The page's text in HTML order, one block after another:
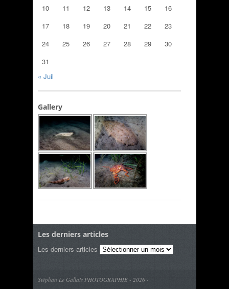
10
11 12 13 14 15
16
17
18 19 20 21 22
23
24
25 26 27 28 29
30
31
« Juil
Gallery
Les derniers articles
Les derniers articles
Stéphan Le Gallais PHOTOGRAPHIE - 2026 -